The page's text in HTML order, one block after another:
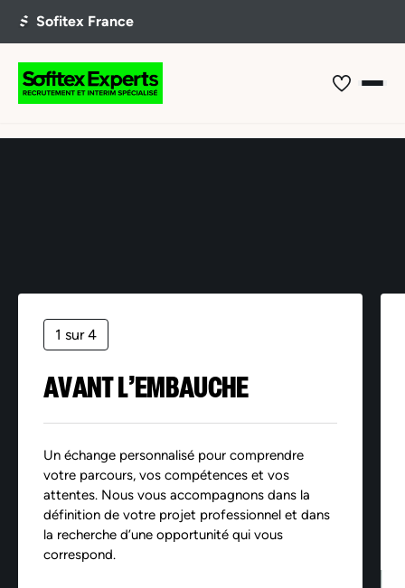
Offre non trouvée
1 sur 4
AVANT L’EMBAUCHE
Un échange personnalisé pour comprendre
votre parcours, vos compétences et vos
attentes. Nous vous accompagnons dans la
définition de votre projet professionnel et dans
la recherche d’une opportunité qui vous
correspond.